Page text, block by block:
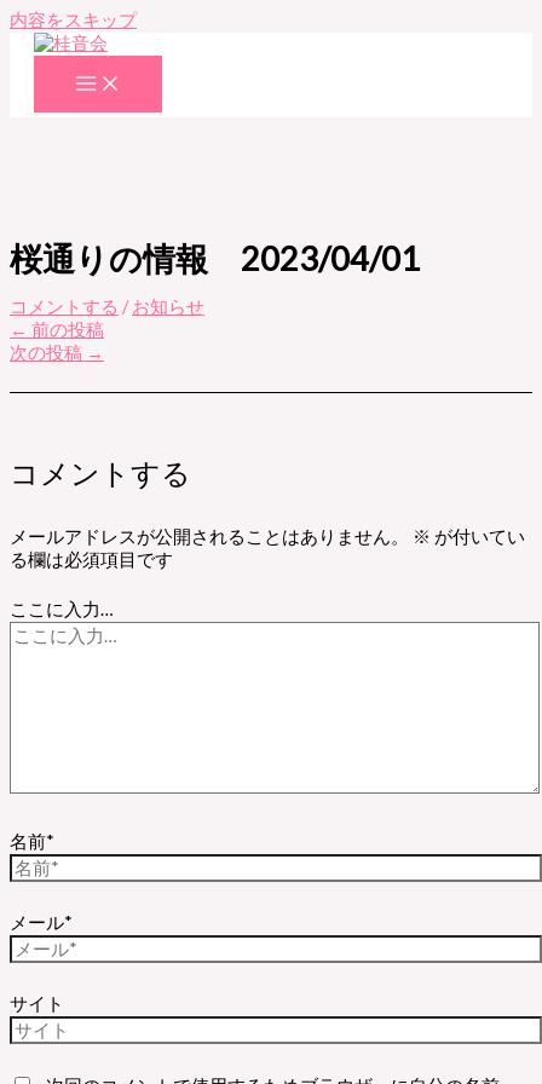
内容をスキップ
桜通りの情報 2023/04/01
コメントする /お知らせ
← 前の投稿
次の投稿 →
コメントする
メールアドレスが公開されることはありません。 ※ が付いてい
る欄は必須項目です
ここに入力…
名前*
メール*
サイト